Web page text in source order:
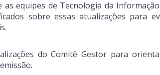
as equipes de Tecnologia da
sobre essas atualizações para
do Comitê Gestor para